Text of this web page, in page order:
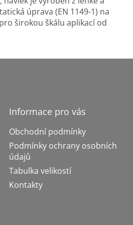
úprava (EN 1149-1) na
širokou škálu aplikací od
Informace pro vás
Obchodní podmínky
Podmínky ochrany osobních
údajů
Tabulka velikostí
Kontakty